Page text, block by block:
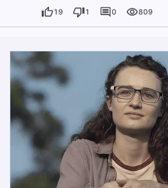
19 1 0 809